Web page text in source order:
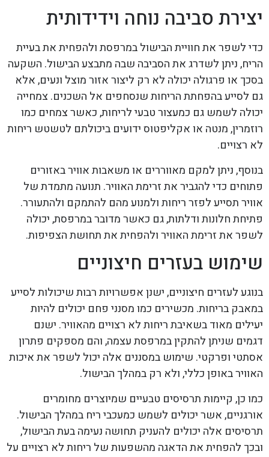
יצירת סביבה נוחה וידידותית
כדי לשפר את חוויית הבישול במרפסת ולהפחית את בעיית
הריח, ניתן לשדרג את הסביבה שבה מתבצע הבישול. השקעה
בסכך או פרגולה יכולה לא רק ליצור אזור מוצל ונעים, אלא
גם לסייע בהפחתת הריחות שנסחפים אל השכנים. צמחייה
יכולה לשמש גם כמעצור טבעי לריחות, כאשר צמחים כמו
רוזמרין, מנטה או אקליפטוס ידועים ביכולתם לטשטש ריחות
לא רצויים.
בנוסף, ניתן למקם מאווררים או משאבות אוויר באזורים
פתוחים כדי להגביר את זרימת האוויר. תנועה מתמדת של
אוויר תסייע לפזר ריחות ולמנוע מהם להתמקם ולהתעורר.
פתיחת חלונות ודלתות, גם כאשר מדובר במרפסת, יכולה
לשפר את זרימת האוויר ולהפחית את תחושת הצפיפות.
שימוש בעזרים חיצוניים
בנוגע לעזרים חיצוניים, ישנן אפשרויות רבות שיכולות לסייע
במאבק בריחות. מכשירים כמו מסנני פחם יכולים להיות
יעילים מאוד בשאיבת ריחות לא רצויים מהאוויר. ישנם
דגמים שניתן להתקין במרפסת עצמה, והם מספקים פתרון
אסתטי ופרקטי. שימוש במסננים אלה יכול לשפר את איכות
האוויר באופן כללי, ולא רק במהלך הבישול.
כמו כן, קיימות תרסיסים טבעיים שמיוצרים מחומרים
אורגניים, אשר יכולים לשמש כמעכבי ריח במהלך הבישול.
תרסיסים אלה יכולים להעניק תחושה נעימה בעת הבישול,
ובכך להפחית את הדאגה מהשפעות של ריחות לא רצויים על